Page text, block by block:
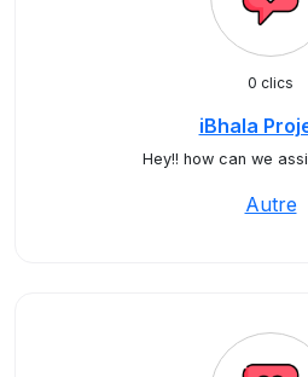
0 clics
iBhala
Hey!! how can we
Autre